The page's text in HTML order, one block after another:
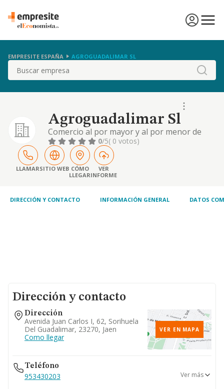
EMPRESITE ESPAÑA AGROGUADALIMAR SL
Buscar
Agroguadalimar Sl
Comercio al por mayor y al por menor de
abono y fitosanitarios
0/5( 0 votos)
LLAMARSITIO WEB CÓMO
LLEGAR
VER
INFORME
DIRECCIÓN Y CONTACTO INFORMACIÓN GENERAL DATOS
Dirección y contacto
Dirección
Avenida Juan Carlos I, 62, Sorihuela
Del Guadalimar, 23270, Jaen
Como llegar
VER EN MAPA
Teléfono
953430203 Ver más